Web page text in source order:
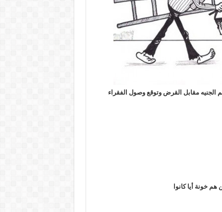
يموتون تحت التعذيب.. الجمعة 29 يوليو. . تعويم الجنيه مقابل القرض وتوقع وصول الفقراء
خونة أيا كانوا